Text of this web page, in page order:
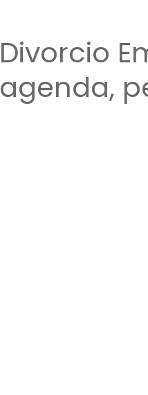
Divorcio
agenda,